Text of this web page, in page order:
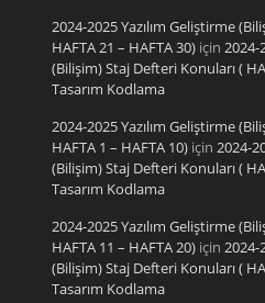
2024-2025 Yazılım Geliştirme
HAFTA 21 – HAFTA 30)için 2024-
(Bilişim) Staj Defteri Konuları (
Tasarım Kodlama
2024-2025 Yazılım Geliştirme
HAFTA 1 – HAFTA 10)için 2024-
(Bilişim) Staj Defteri Konuları (
Tasarım Kodlama
2024-2025 Yazılım Geliştirme
HAFTA 11 – HAFTA 20)için 2024-
(Bilişim) Staj Defteri Konuları (
Tasarım Kodlama